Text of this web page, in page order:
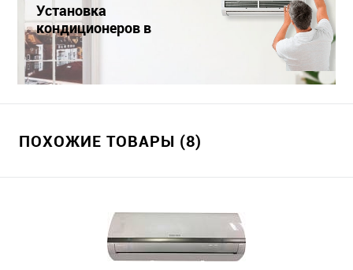
Установка
кондиционеров в
Краснодаре
ПОХОЖИЕ ТОВАРЫ (8)